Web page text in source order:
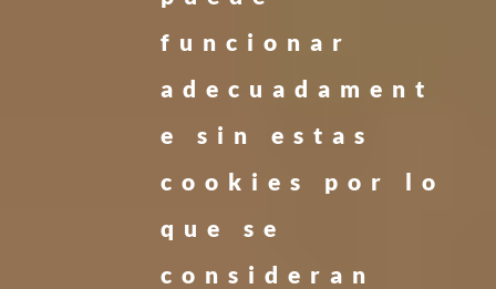
funcionar
adecuadament
e sin estas
cookies por lo
que se
consideran